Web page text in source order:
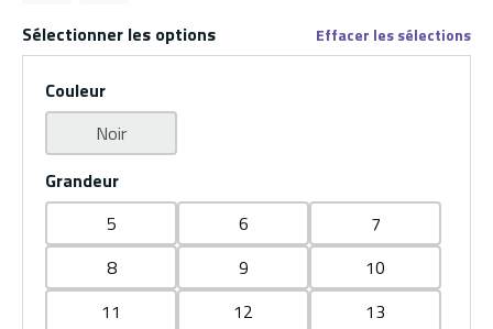
Sélectionner les options Effacer les sélections
Couleur
Noir
Grandeur
5
6
7
8
9
10
11
12
13